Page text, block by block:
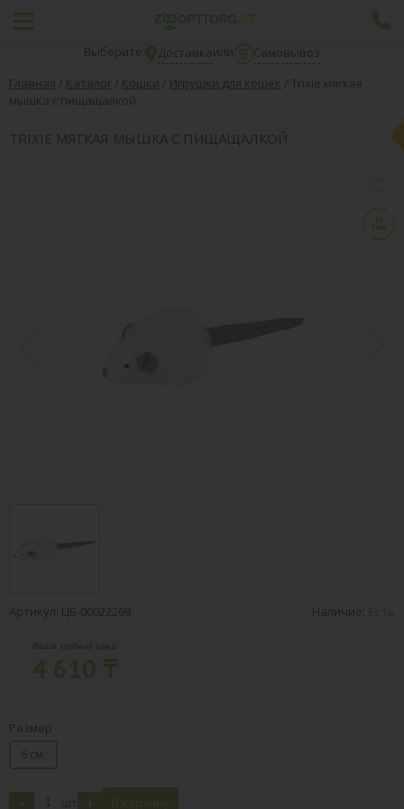
Выберите: Доставкаили
Самовывоз
Главная / Каталог / Кошки / Игрушки для кошек / Trixie мягкая
мышка с пищащалкой
TRIXIE МЯГКАЯ МЫШКА С ПИЩАЩАЛКОЙ
Артикул: ЦБ-00022269 Наличие: Есть
Ваша клубная цена:
Размер
6 см.
- шт + В корзину